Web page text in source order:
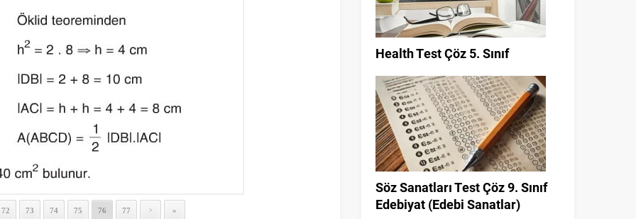
72 73 74 75 76 77 > »
Health Test Çöz 5. Sınıf
Söz Sanatları Test Çöz 9. Sınıf
Edebiyat (Edebi Sanatlar)